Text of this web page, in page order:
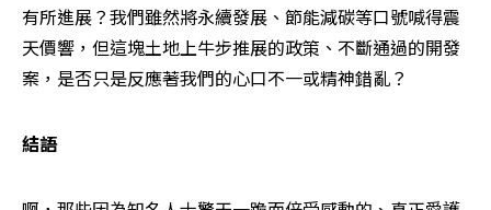
有所進展？我們雖然將永續發展、節能減碳等口號喊得震
天價響，但這塊土地上牛步推展的政策、不斷通過的開發
案，是否只是反應著我們的心口不一或精神錯亂？
結語